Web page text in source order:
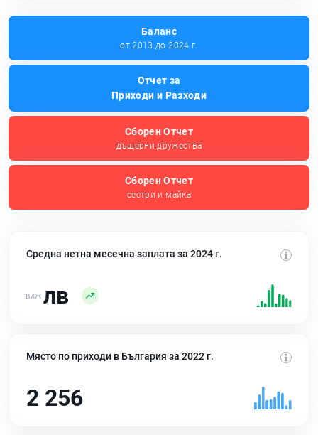
Баланс
от 2013 до 2024 г.
Отчет за
Приходи и Разходи
Сборен Отчет
дъщерни дружества
Сборен Отчет
сестри и майка
Средна нетна месечна заплата за 2024 г.
лв
Място по приходи в България за 2022 г.
2 256